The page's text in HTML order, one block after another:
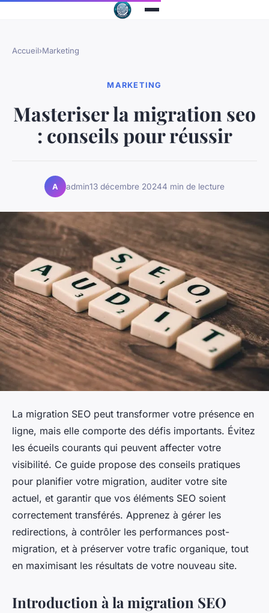
Accueil›Marketing
MARKETING
Masteriser la migration seo
: conseils pour réussir
A admin13 décembre 20244 min de lecture
La migration SEO peut transformer votre présence en
ligne, mais elle comporte des défis importants. Évitez
les écueils courants qui peuvent affecter votre
visibilité. Ce guide propose des conseils pratiques
pour planifier votre migration, auditer votre site
actuel, et garantir que vos éléments SEO soient
correctement transférés. Apprenez à gérer les
redirections, à contrôler les performances post-
migration, et à préserver votre trafic organique, tout
en maximisant les résultats de votre nouveau site.
Introduction à la migration SEO